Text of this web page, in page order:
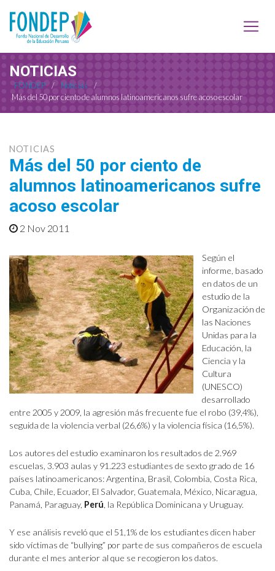
NOTICIAS
FONDEP / Noticias
/
Más del 50 por ciento de alumnos latinoamericanos sufre acoso escolar
NOTICIAS
Más del 50 por ciento de
alumnos latinoamericanos sufre
acoso escolar
2 Nov 2011
Según el
informe, basado
en datos de un
estudio de la
Organización de
las Naciones
Unidas para la
Educación, la
Ciencia y la
Cultura
(UNESCO)
desarrollado
entre 2005 y 2009, la agresión más frecuente fue el robo (39,4%),
seguida de la violencia verbal (26,6%) y la violencia física (16,5%).
Los autores del estudio examinaron los resultados de 2.969
escuelas, 3.903 aulas y 91.223 estudiantes de sexto grado de 16
países latinoamericanos: Argentina, Brasil, Colombia, Costa Rica,
Cuba, Chile, Ecuador, El Salvador, Guatemala, México, Nicaragua,
Panamá, Paraguay, Perú , la República Dominicana y Uruguay.
Y ese análisis reveló que el 51,1% de los estudiantes dicen haber
sido víctimas de “bullying” por parte de sus compañeros de escuela
durante el mes anterior al que se recogieron los datos.